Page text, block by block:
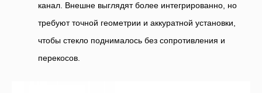
канал. Внешне выглядят более интегрированно, но
требуют точной геометрии и аккуратной установки,
чтобы стекло поднималось без сопротивления и
перекосов.